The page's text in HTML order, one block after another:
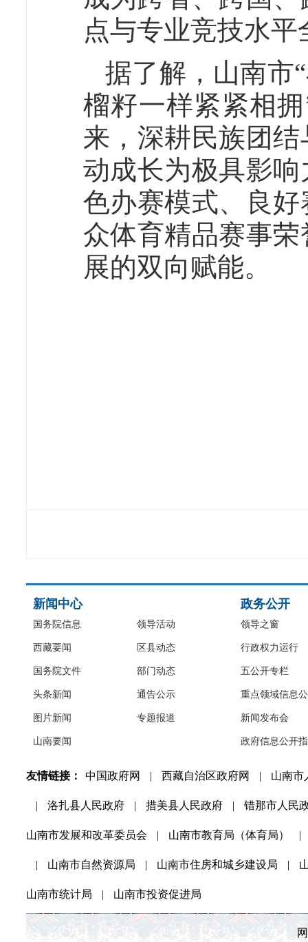
点与专业竞技水平
据了解，山南市
榴籽一样紧紧相
来，深耕民族团
动成长为极具影
色办赛模式、良
众体育精品赛事
展的双向赋能。
新闻中心
国务院信息
西藏要闻
国务院文件
头条新闻
图片新闻
山南要闻
领导活动
区县动态
部门动态
通告公示
专题报道
政务公开
领导之窗
行政权力运行
五公开专栏
重点领域信息
新闻发布会
政府信息公开
友情链接： 中国政府网 | 西藏自治区政府网 | 山南市
| 洛扎县人民政府 | 措美县人民政府 | 错那市人民
山南市发展和改革委员会 | 山南市教育局（体育局） |
| 山南市自然资源局 | 山南市住房和城乡建设局 |
山南市统计局 | 山南市投资促进局